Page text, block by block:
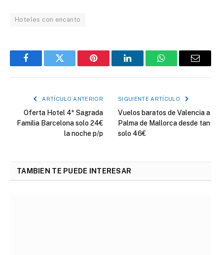
Hoteles con encanto
FacebookTwitter Pinterest LinkedInWhatsAppCorreo
ARTÍCULO ANTERIOR
Oferta Hotel 4* Sagrada
Familia Barcelona solo 24€
la noche p/p
SIGUIENTE ARTÍCULO
Vuelos baratos de Valencia a
Palma de Mallorca desde tan
solo 46€
TAMBIEN TE PUEDE INTERESAR